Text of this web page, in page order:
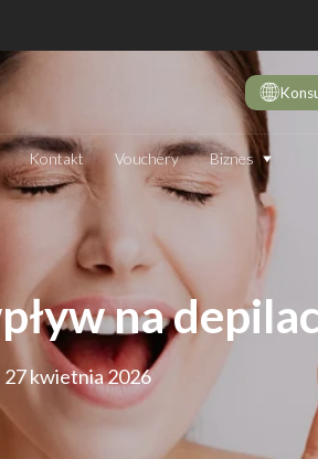
IPL I CZY WARTO GO STOSOWAĆ
Kontakt Vouchery Biznes
na
27 kwietnia 2026